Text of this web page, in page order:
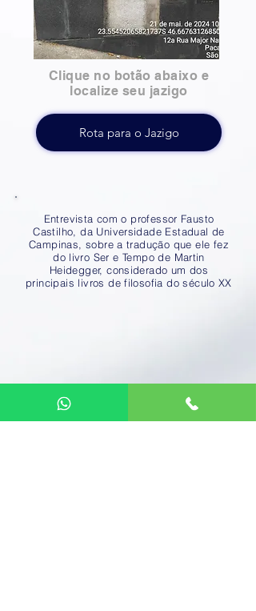
Clique no botão abaixo e
localize seu jazigo
Rota para o Jazigo
Entrevista com o professor Fausto
Castilho, da Universidade Estadual de
Campinas, sobre a tradução que ele fez
do livro Ser e Tempo de Martin
Heidegger, considerado um dos
principais livros de filosofia do século XX